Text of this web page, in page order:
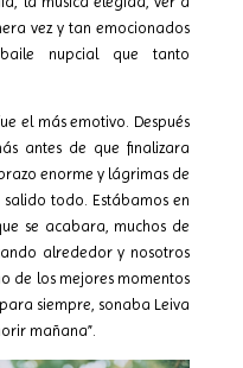
vez y tan emocionados
nupcial que tanto
el más emotivo. Después
antes de que finalizara
enorme y lágrimas de
todo. Estábamos en
se acabara, muchos de
alrededor y nosotros
de los mejores momentos
siempre, sonaba Leiva
mañana”.